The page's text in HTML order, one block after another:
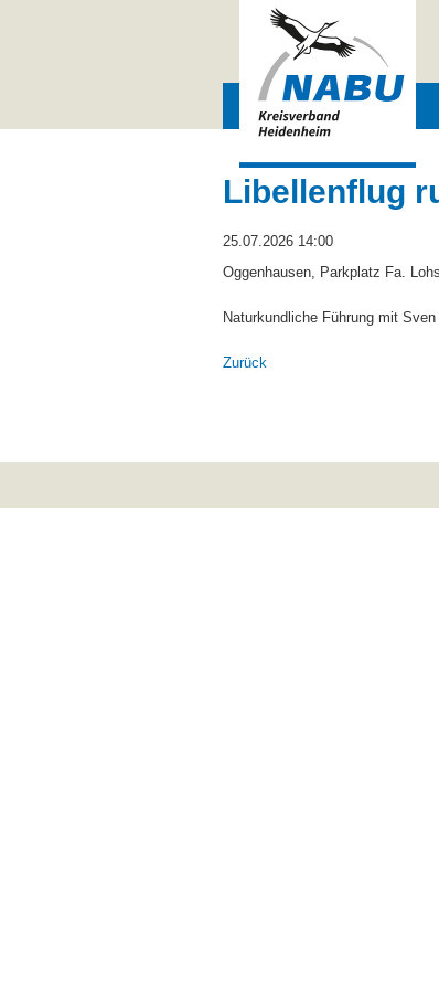
Navigation
überspringen
Libellenflug
25.07.2026 14:00
Oggenhausen, Parkplatz Fa.
Naturkundliche Führung mit
Zurück